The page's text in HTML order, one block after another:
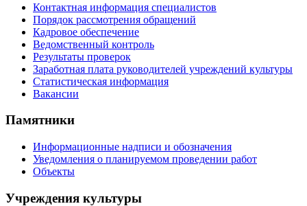
Контактная информация специалистов
Порядок рассмотрения обращений
Кадровое обеспечение
Ведомственный контроль
Результаты проверок
Заработная плата руководителей учреждений культуры
Статистическая информация
Вакансии
Памятники
Информационные надписи и обозначения
Уведомления о планируемом проведении работ
Объекты
Учреждения культуры